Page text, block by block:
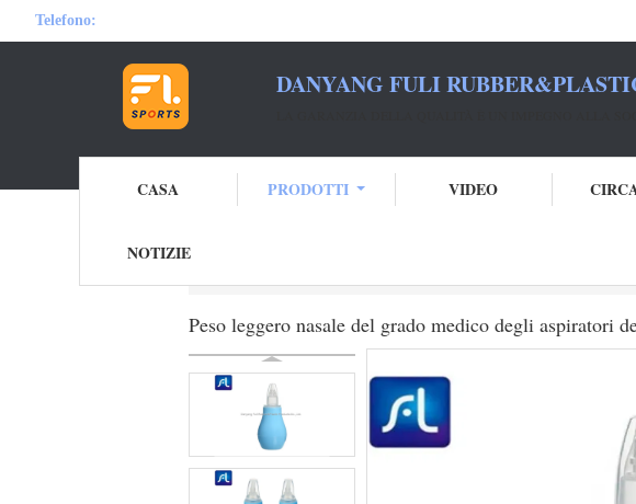
Telefono:
DANYANG FULI
CASA PRODOTTI VIDEO
NOTIZIE
Peso leggero nasale del grado medico degli aspiratori